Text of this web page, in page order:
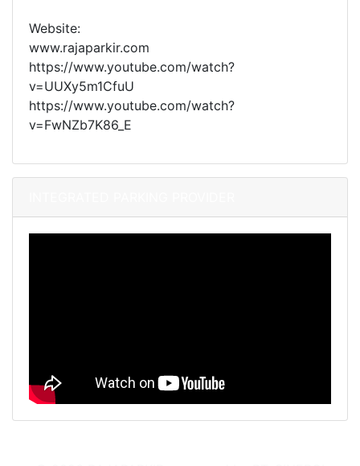
Website:
www.rajaparkir.com
https://www.youtube.com/watch?
v=UUXy5m1CfuU
https://www.youtube.com/watch?
v=FwNZb7K86_E